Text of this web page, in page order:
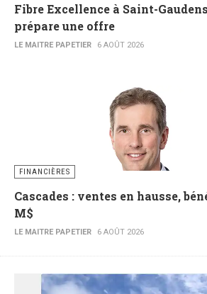
Fibre Excellence à Saint-
prépare une offre
LE MAITRE PAPETIER 6 AOÛT 2026
FINANCIÈRES
Cascades : ventes en hausse,
M$
LE MAITRE PAPETIER 6 AOÛT 2026